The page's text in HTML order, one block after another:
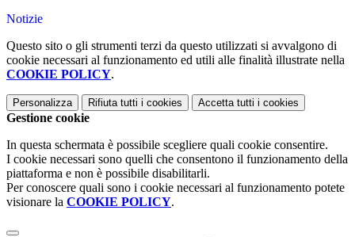
Notizie
Questo sito o gli strumenti terzi da questo utilizzati si avvalgono di
cookie necessari al funzionamento ed utili alle finalità illustrate nella
COOKIE POLICY.
Personalizza Rifiuta tutti i cookies Accetta tutti i cookies
Gestione cookie
In questa schermata è possibile scegliere quali cookie consentire.
I cookie necessari sono quelli che consentono il funzionamento della
piattaforma e non è possibile disabilitarli.
Per conoscere quali sono i cookie necessari al funzionamento potete
visionare la COOKIE POLICY.